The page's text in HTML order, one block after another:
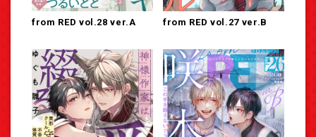
from RED vol.28 ver.A from RED vol.27 ver.B